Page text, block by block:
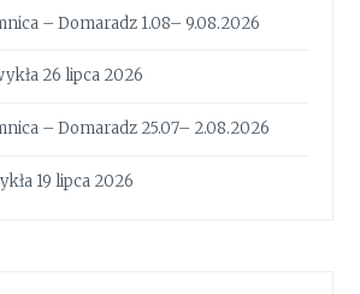
– Domaradz 1.08– 9.08.2026
26 lipca 2026
– Domaradz 25.07– 2.08.2026
19 lipca 2026